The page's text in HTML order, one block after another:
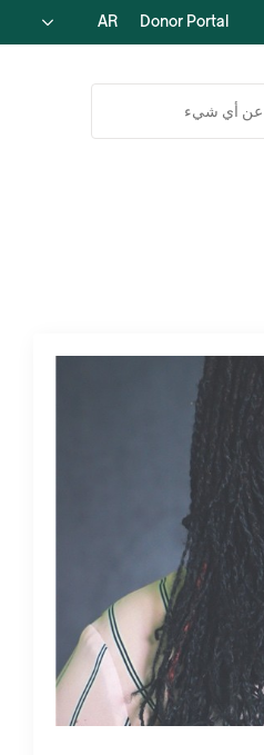
Donor Portal
AR